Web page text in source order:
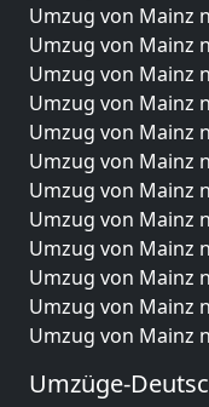
Umzug von Mainz
Umzug von Mainz
Umzug von Mainz
Umzug von Mainz
Umzug von Mainz
Umzug von Mainz
Umzug von Mainz
Umzug von Mainz
Umzug von Mainz
Umzug von Mainz
Umzug von Mainz
Umzug von Mainz
Umzüge-